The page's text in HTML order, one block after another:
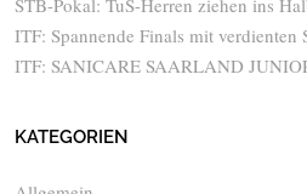
STB-Pokal: TuS-Herren ziehen ins
ITF: Spannende Finals mit verdienten
ITF: SANICARE SAARLAND
KATEGORIEN